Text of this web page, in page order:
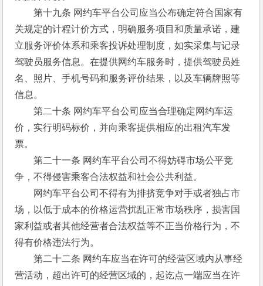
第十九条 网约车平台公司应当公布确定符合国家有
关规定的计程计价方式，明确服务项目和质量承诺，建
立服务评价体系和乘客投诉处理制度，如实采集与记录
驾驶员服务信息。在提供网约车服务时，提供驾驶员姓
名、照片、手机号码和服务评价结果，以及车辆牌照等
信息。
第二十条 网约车平台公司应当合理确定网约车运
价，实行明码标价，并向乘客提供相应的出租汽车发
票。
第二十一条 网约车平台公司不得妨碍市场公平竞
争，不得侵害乘客合法权益和社会公共利益。
网约车平台公司不得有为排挤竞争对手或者独占市
场，以低于成本的价格运营扰乱正常市场秩序，损害国
家利益或者其他经营者合法权益等不正当价格行为，不
得有价格违法行为。
第二十二条 网约车应当在许可的经营区域内从事经
营活动，超出许可的经营区域的，起讫点一端应当在许